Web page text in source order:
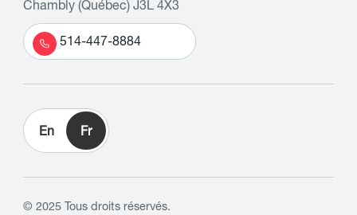
Chambly (Québec) J3L 4X3
514-447-8884
En Fr
© 2025 Tous droits réservés.